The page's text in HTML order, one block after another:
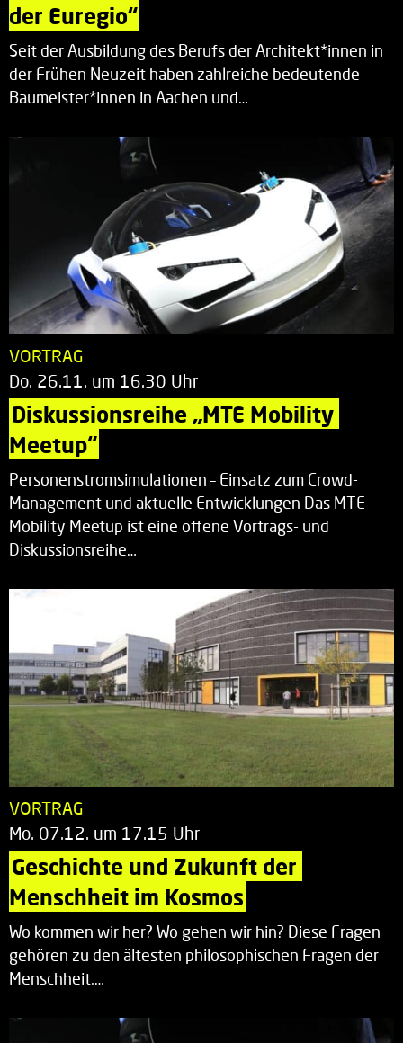
der Euregio“
Seit der Ausbildung des Berufs der Architekt*innen in
der Frühen Neuzeit haben zahlreiche bedeutende
Baumeister*innen in Aachen und…
VORTRAG
Do. 26.11. um 16.30 Uhr
Diskussionsreihe „MTE Mobility
Meetup“
Personenstromsimulationen – Einsatz zum Crowd-
Management und aktuelle Entwicklungen Das MTE
Mobility Meetup ist eine offene Vortrags- und
Diskussionsreihe…
VORTRAG
Mo. 07.12. um 17.15 Uhr
Geschichte und Zukunft der
Menschheit im Kosmos
Wo kommen wir her? Wo gehen wir hin? Diese Fragen
gehören zu den ältesten philosophischen Fragen der
Menschheit.…